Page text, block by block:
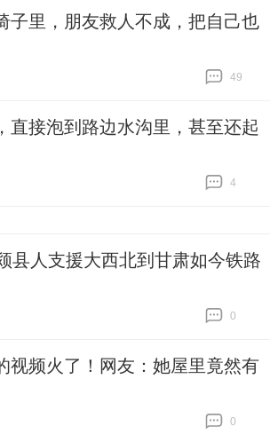
子里，朋友救人不成，把自己也
49
直接泡到路边水沟里，甚至还起
4
县人支援大西北到甘肃如今铁路
0
视频火了！网友：她屋里竟然有
0